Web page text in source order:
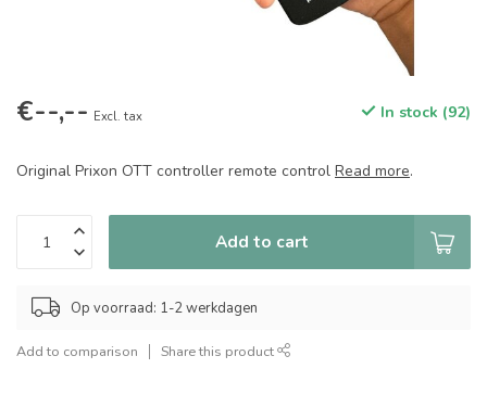
€--,-- Excl. tax In stock (92)
Original Prixon OTT controller remote control Read more.
Add to cart
Op voorraad: 1-2 werkdagen
Add to comparison Share this product